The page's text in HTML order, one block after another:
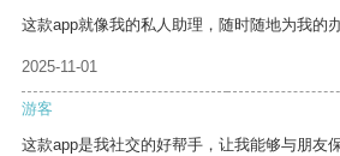
这款app就像我的私人助理，随时随地为我的
2025-11-01
游客
这款app是我社交的好帮手，让我能够与朋友